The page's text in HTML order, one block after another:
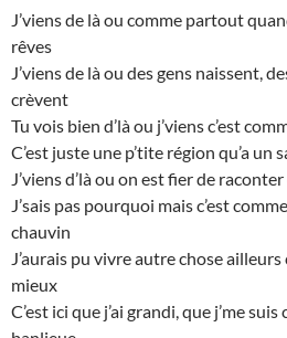
J’viens de là ou comme partout
rêves
J’viens de là ou des gens naissent,
crèvent
Tu vois bien d’là ou j’viens c’est
C’est juste une p’tite région qu’a un
J’viens d’là ou on est fier de raconter
J’sais pas pourquoi mais c’est
chauvin
J’aurais pu vivre autre chose
mieux
C’est ici que j’ai grandi, que j’me